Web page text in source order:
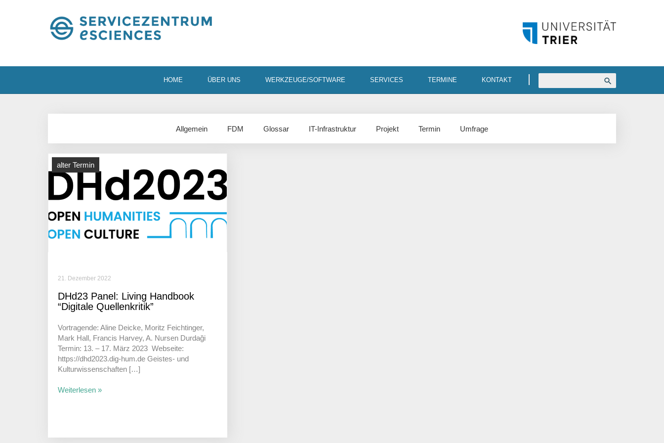
HOME ÜBER UNS WERKZEUGE/SOFTWARE SERVICES TERMINE KONTAKT
Allgemein FDM Glossar IT-Infrastruktur Projekt Termin Umfrage
alter Termin
21. Dezember 2022
DHd23 Panel: Living Hand­book
“Digi­tale Quellenkritik”
Vortra­gende: Aline Deicke, Moritz Feicht­inger,
Mark Hall, Francis Harvey, A. Nursen Durdaği
Termin: 13. – 17. März 2023 Webseite:
https://dhd2023.dig-hum.de Geistes- und
Kulturwissenschaften […]
Weiterlesen »